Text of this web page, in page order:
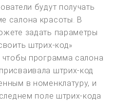
будут получать
салона красоты. В
задать параметры
штрих-код»
чтобы программа салона
штрих-код
в номенклатуру, и
поле штрих-кода